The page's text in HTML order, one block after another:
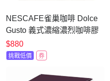
NESCAFE雀巢咖啡 Dolce
Gusto 義式濃縮濃烈咖啡膠
囊16顆X3盒
$880
挑戰低價 券